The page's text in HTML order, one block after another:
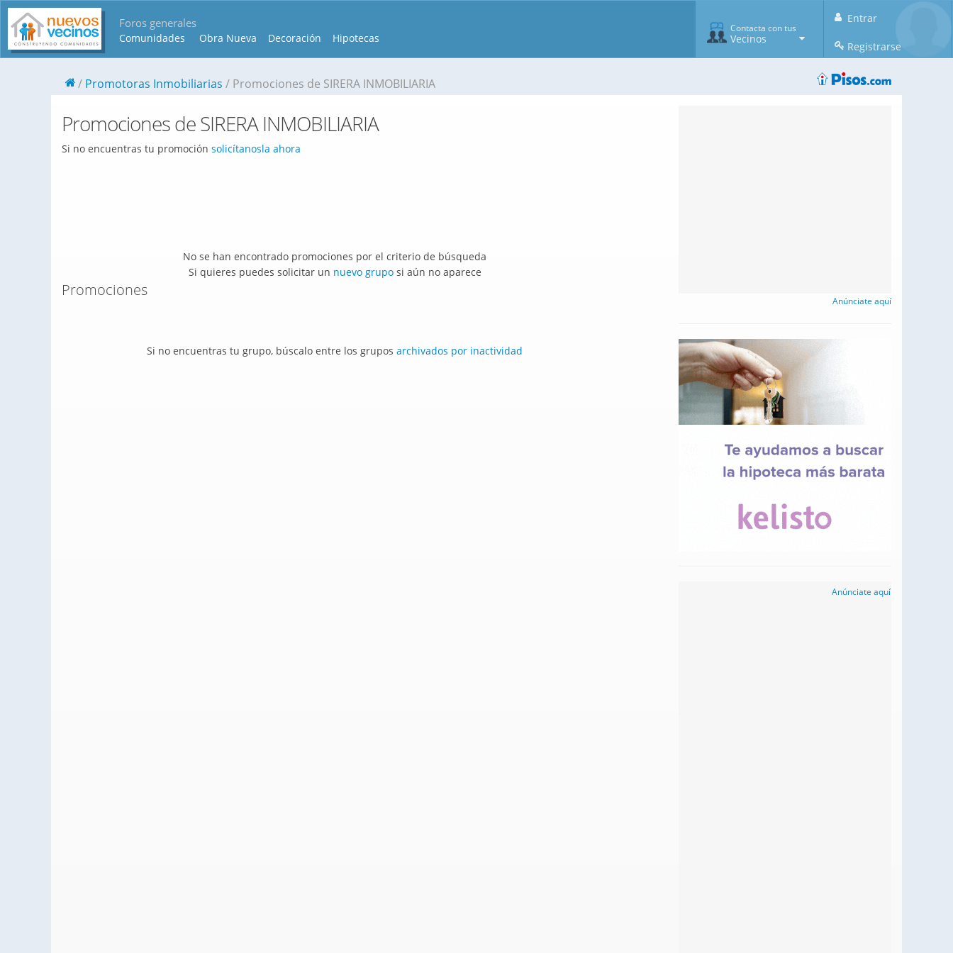
Foros generales
Comunidades Obra Nueva Decoración Hipotecas
Entrar
Registrarse
Contacta con tus
Vecinos
Promotoras Inmobiliarias Promociones de SIRERA INMOBILIARIA
Promociones de SIRERA INMOBILIARIA
Si no encuentras tu promoción solicítanosla ahora
No se han encontrado promociones por el criterio de búsqueda
Si quieres puedes solicitar un nuevo gruposi aún no aparece
Promociones
Si no encuentras tu grupo, búscalo entre los grupos archivados por inactividad
Anúnciate aquí
Anúnciate aquí